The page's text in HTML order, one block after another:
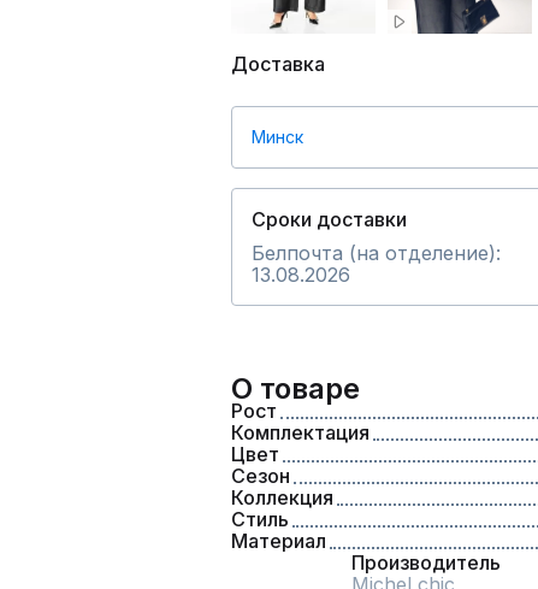
Доставка
Минск
Сроки доставки
Белпочта (на отделение):
13.08.2026
О товаре
Рост
Комплектация
Цвет
Сезон
Коллекция
Стиль
Материал
Производитель
Michel chic